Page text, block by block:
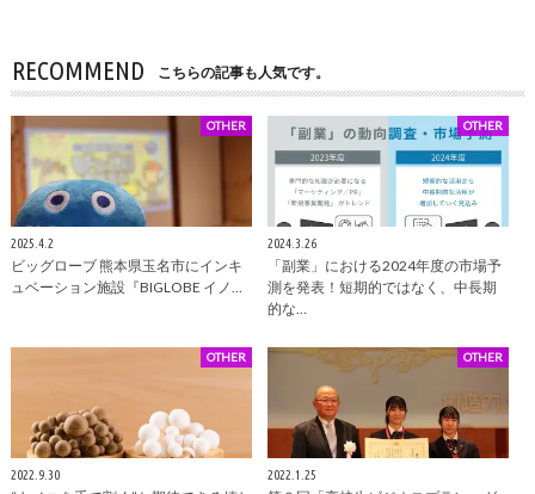
RECOMMEND こちらの記事も人気です。
OTHER
2025.4.2
ビッグローブ 熊本県玉名市にインキ
ュベーション施設『BIGLOBE イノ…
OTHER
2024.3.26
「副業」における2024年度の市場予
測を発表！短期的ではなく、中長期
的な…
OTHER
2022.9.30
OTHER
2022.1.25